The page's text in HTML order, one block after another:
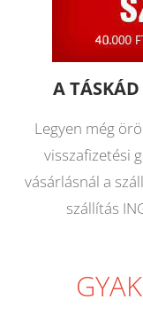
A
Legyen még
visszafizetési
vásárlásnál a
szállítás